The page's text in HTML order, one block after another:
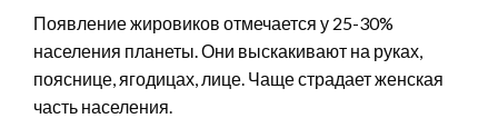
Появление жировиков отмечается у 25-30%
населения планеты. Они выскакивают на руках,
пояснице, ягодицах, лице. Чаще страдает женская
часть населения.